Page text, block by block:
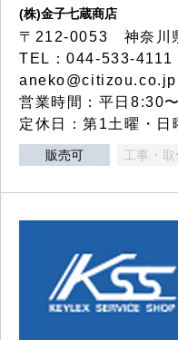
(株)金子七蔵商店
〒212-0053 神奈川
TEL：044-533-
aneko@citizou.co.jp
営業時間：平日8:30
定休日：第1土曜・日
販売可 工事・取